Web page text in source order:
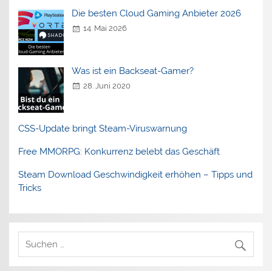
Die besten Cloud Gaming Anbieter 2026
14. Mai 2026
Was ist ein Backseat-Gamer?
28. Juni 2020
CSS-Update bringt Steam-Viruswarnung
Free MMORPG: Konkurrenz belebt das Geschäft
Steam Download Geschwindigkeit erhöhen – Tipps und
Tricks